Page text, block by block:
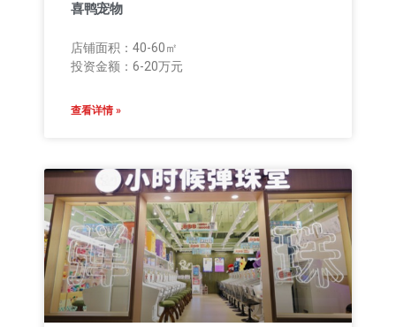
喜鸭宠物
店铺面积：40-60㎡
投资金额：6-20万元
查看详情 »